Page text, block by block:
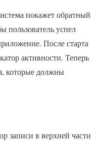
покажет обратный
пользователь успел
После старта
активности. Теперь
которые должны
записи в верхней части